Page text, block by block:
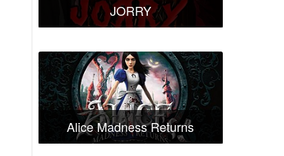
JORRY
Alice Madness Returns